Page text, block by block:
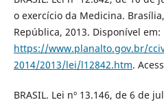
o exercício da Medicina.
República, 2013. Disponível em:
https://www.planalto.gov.br/
2014/2013/lei/l12842.htm.
BRASIL. Lei nº 13.146, de 6 de